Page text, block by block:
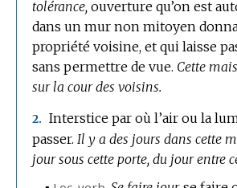
tolérance, ouverture qu’on est
dans un mur non mitoyen
propriété voisine, et qui laisse
sans permettre de vue. Cette
sur la cour des voisins.
2. Interstice par où l’air ou la
passer. Il y a des jours dans cette
jour sous cette porte, du jour entre